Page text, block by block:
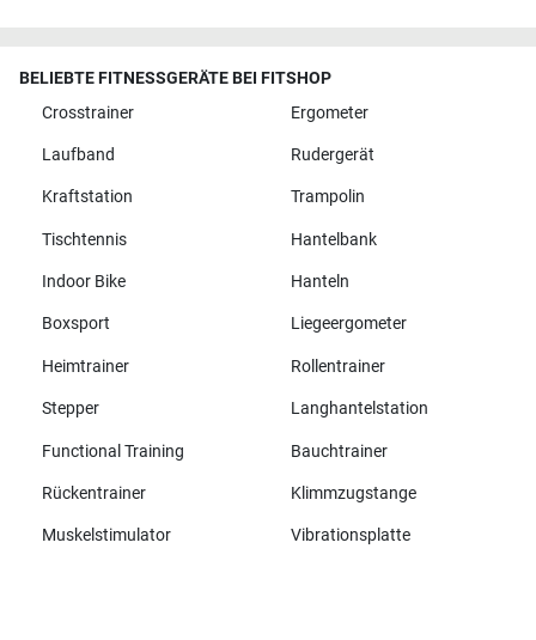
BELIEBTE FITNESSGERÄTE BEI FITSHOP
Crosstrainer
Ergometer
Laufband Rudergerät
Kraftstation Trampolin
Tischtennis Hantelbank
Indoor Bike Hanteln
Boxsport Liegeergometer
Heimtrainer Rollentrainer
Stepper Langhantelstation
Functional Training Bauchtrainer
Rückentrainer Klimmzugstange
Muskelstimulator Vibrationsplatte